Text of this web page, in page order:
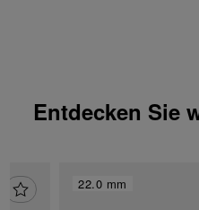
Entdecken Sie
22.0 mm